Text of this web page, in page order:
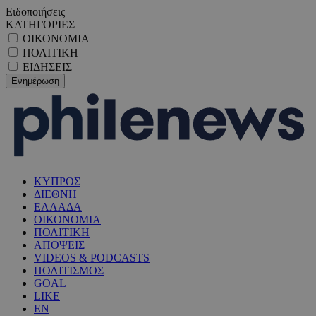
Ειδοποιήσεις
ΚΑΤΗΓΟΡΙΕΣ
ΟΙΚΟΝΟΜΙΑ
ΠΟΛΙΤΙΚΗ
ΕΙΔΗΣΕΙΣ
ΚΥΠΡΟΣ
ΔΙΕΘΝΗ
ΕΛΛΑΔΑ
ΟΙΚΟΝΟΜΙΑ
ΠΟΛΙΤΙΚΗ
ΑΠΟΨΕΙΣ
VIDEOS & PODCASTS
ΠΟΛΙΤΙΣΜΟΣ
GOAL
LIKE
EN